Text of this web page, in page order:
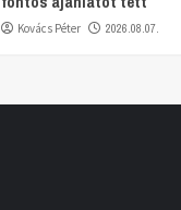
Kovács Péter 2026.08.07.